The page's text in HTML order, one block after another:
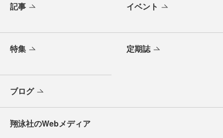
記事 イベント
特集 定期誌
ブログ
翔泳社のWebメディア